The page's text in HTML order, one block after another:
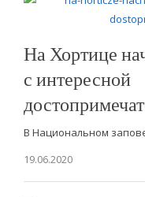
На Хортице
с интересной
В Национальном
19.06.2020